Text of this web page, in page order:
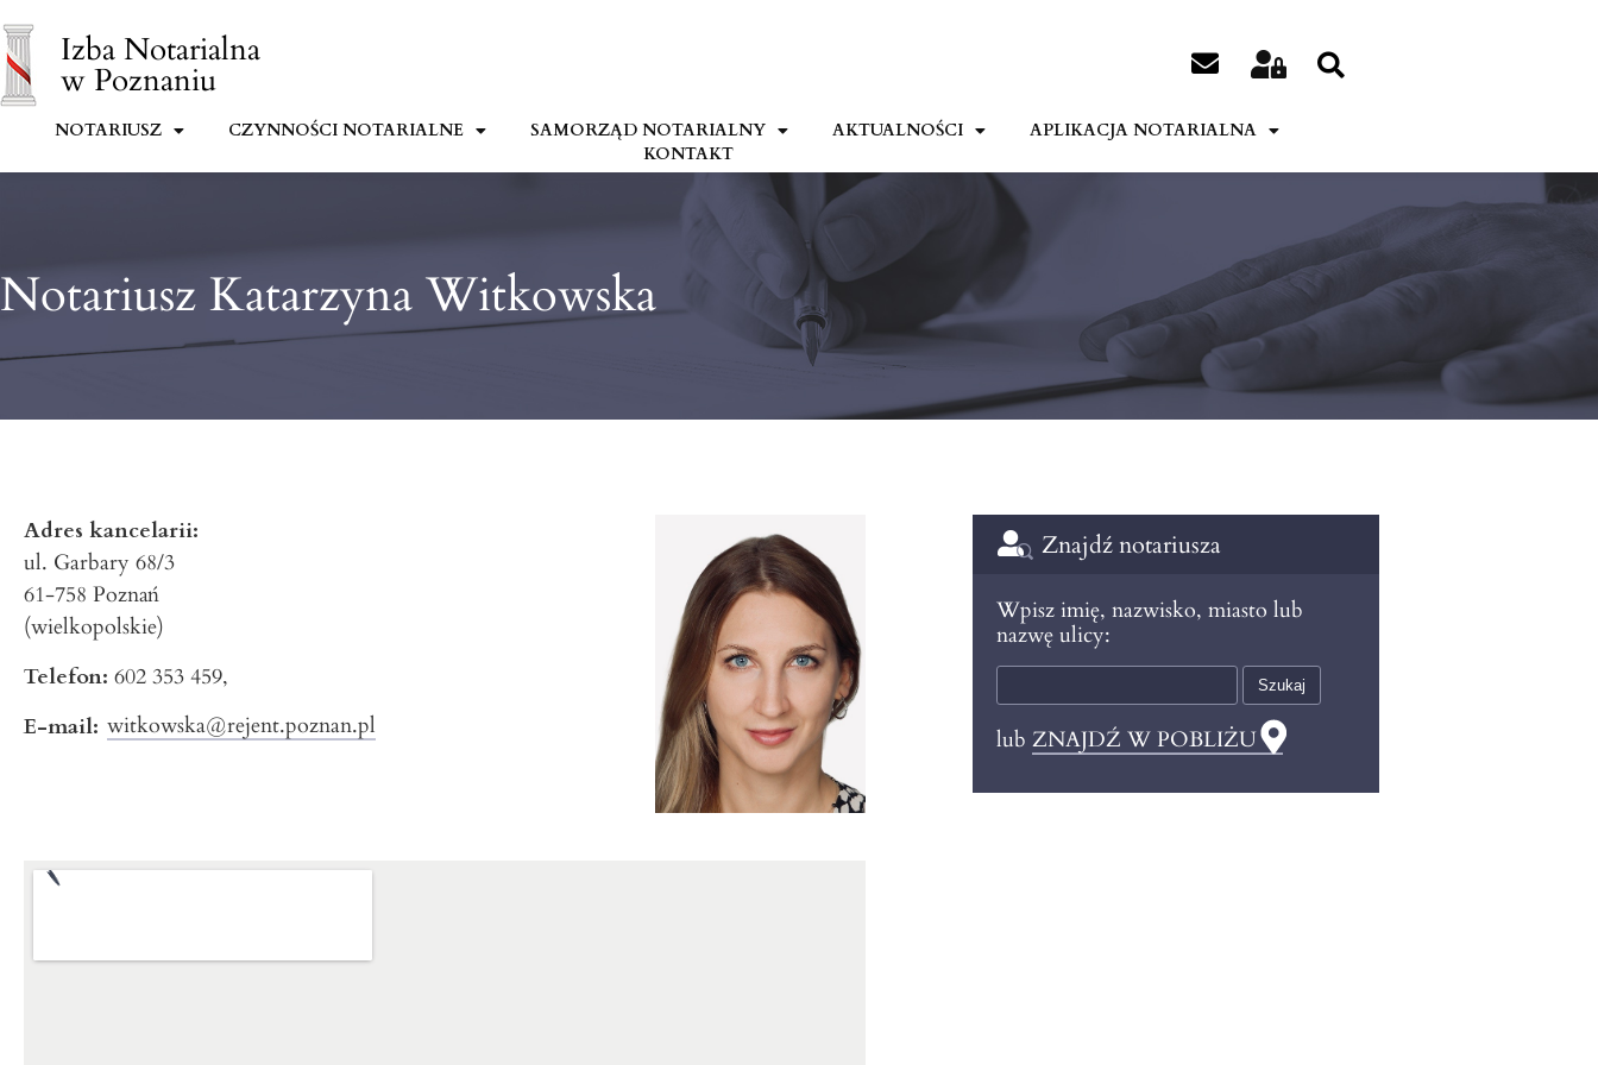
Izba Notarialna
w Poznaniu
NOTARIUSZ CZYNNOŚCI NOTARIALNE SAMORZĄD NOTARIALNY AKTUALNOŚCI
APLIKACJA NOTARIALNA
KONTAKT
Notariusz Katarzyna Witkowska
Adres kancelarii:
ul. Garbary 68/3
61-758 Poznań
(wielkopolskie)
Telefon: 602 353 459,
E-mail: witkowska@rejent.poznan.pl
Znajdź notariusza
Wpisz imię, nazwisko, miasto lub
nazwę ulicy:
lub ZNAJDŹ W POBLIŻU